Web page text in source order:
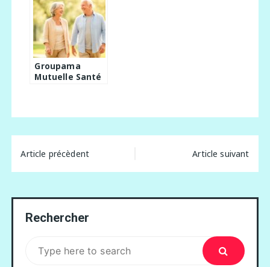
Groupama
Mutuelle Santé
accompagne les
médicaux avec
Navigation
de
Article précèdent Article suivant
Rechercher